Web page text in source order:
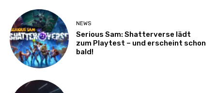
NEWS
Serious Sam: Shatterverse lädt
zum Playtest – und erscheint schon
bald!